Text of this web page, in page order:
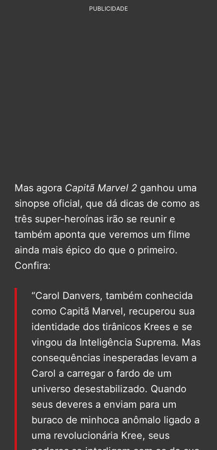
PUBLICIDADE
Mas agora Capitã Marvel 2 ganhou uma
sinopse oficial, que dá dicas de como as
três super-heroínas irão se reunir e
também aponta que veremos um filme
ainda mais épico do que o primeiro.
Confira:
“Carol Danvers, também conhecida
como Capitã Marvel, recuperou sua
identidade dos tirânicos Krees e se
vingou da Inteligência Suprema. Mas
consequências inesperadas levam a
Carol a carregar o fardo de um
universo desestabilizado. Quando
seus deveres a enviam para um
buraco de minhoca anômalo ligado a
uma revolucionária Kree, seus